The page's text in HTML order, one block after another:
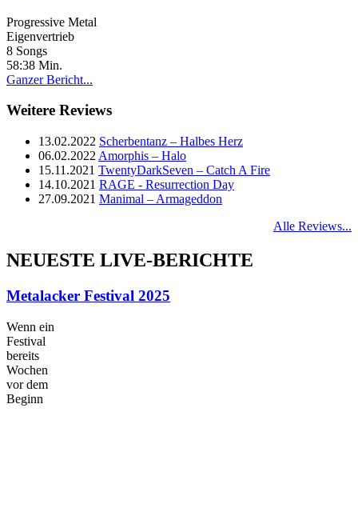
Progressive Metal
Eigenvertrieb
8 Songs
58:38 Min.
Ganzer Bericht...
Weitere Reviews
13.02.2022 Scherbentanz – Halbes Herz
06.02.2022 Amorphis – Halo
15.11.2021 TwentyDarkSeven – Catch A Fire
14.10.2021 RAGE - Resurrection Day
27.09.2021 Manimal – Armageddon
Alle Reviews...
NEUESTE LIVE-BERICHTE
Metalacker Festival 2025
Wenn ein
Festival
bereits
Wochen
vor dem
Beginn